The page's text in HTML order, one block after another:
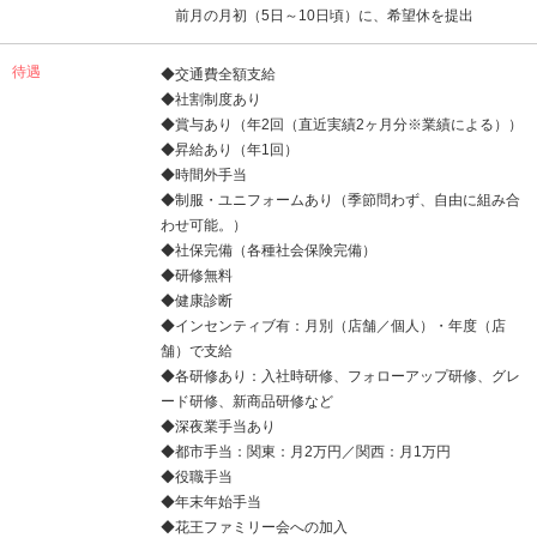
前月の月初（5日～10日頃）に、希望休を提出
待遇
◆交通費全額支給
◆社割制度あり
◆賞与あり（年2回（直近実績2ヶ月分※業績による））
◆昇給あり（年1回）
◆時間外手当
◆制服・ユニフォームあり（季節問わず、自由に組み合
わせ可能。）
◆社保完備（各種社会保険完備）
◆研修無料
◆健康診断
◆インセンティブ有：月別（店舗／個人）・年度（店
舗）で支給
◆各研修あり：入社時研修、フォローアップ研修、グレ
ード研修、新商品研修など
◆深夜業手当あり
◆都市手当：関東：月2万円／関西：月1万円
◆役職手当
◆年末年始手当
◆花王ファミリー会への加入